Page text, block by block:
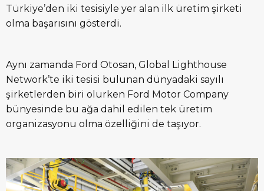
Türkiye’den iki tesisiyle yer alan ilk üretim şirketi
olma başarısını gösterdi.
Aynı zamanda Ford Otosan, Global Lighthouse
Network’te iki tesisi bulunan dünyadaki sayılı
şirketlerden biri olurken Ford Motor Company
bünyesinde bu ağa dahil edilen tek üretim
organizasyonu olma özelliğini de taşıyor.